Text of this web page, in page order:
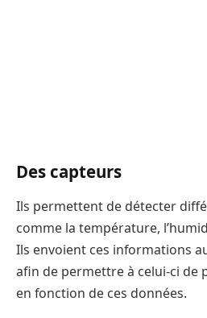
Des capteurs
Ils permettent de détecter
comme la température,
Ils envoient ces informations
afin de permettre à celui-ci de
en fonction de ces données.